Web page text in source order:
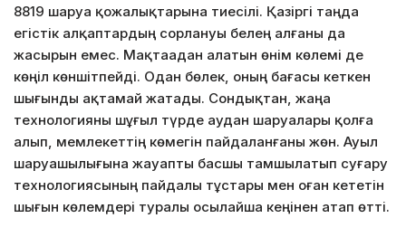
8819 шаруа қожалықтарына тиесілі. Қазіргі таңда
егістік алқаптардың сорлануы белең алғаны да
жасырын емес. Мақтаадан алатын өнім көлемі де
көңіл көншітпейді. Одан бөлек, оның бағасы кеткен
шығынды ақтамай жатады. Сондықтан, жаңа
технологияны шұғыл түрде аудан шаруалары қолға
алып, мемлекеттің көмегін пайдаланғаны жөн. Ауыл
шаруашылығына жауапты басшы тамшылатып суғару
технологиясының пайдалы тұстары мен оған кететін
шығын көлемдері туралы осылайша кеңінен атап өтті.